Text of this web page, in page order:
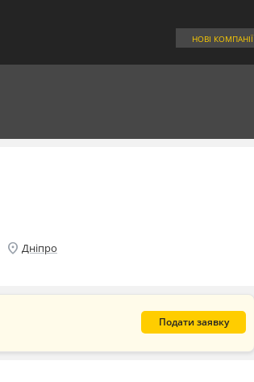
НОВІ КОМПАНІЇ
location_on Дніпро
Подати заявку